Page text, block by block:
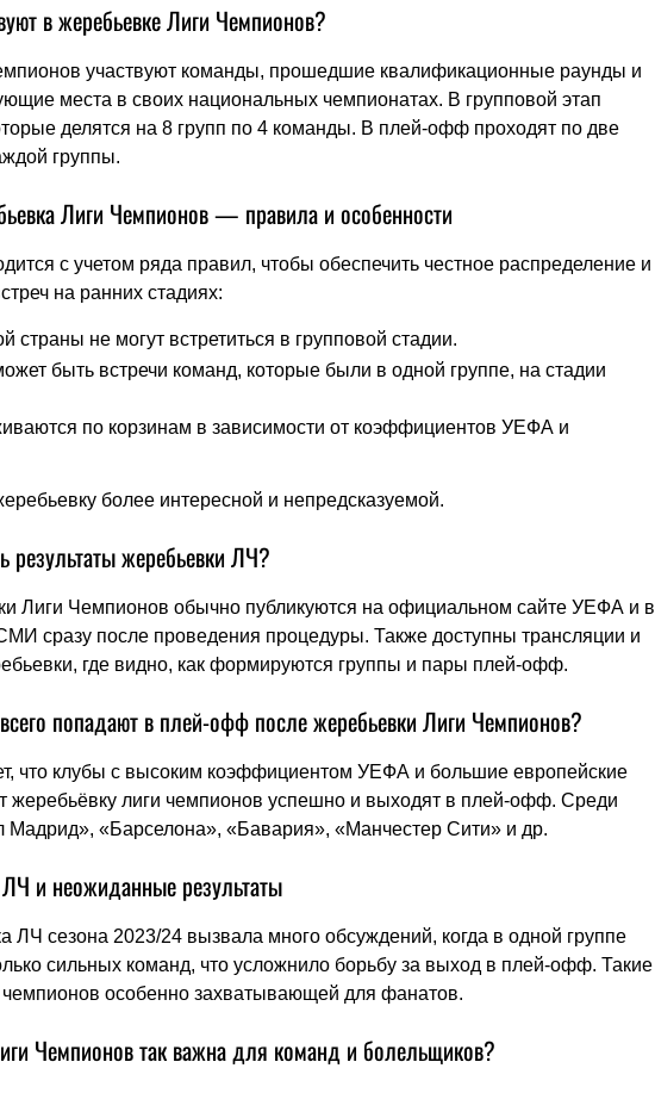
в жеребьевке Лиги Чемпионов?
участвуют команды, прошедшие квалификационные раунды и
места в своих национальных чемпионатах. В групповой этап
делятся на 8 групп по 4 команды. В плей-офф проходят по две
группы.
Лиги Чемпионов — правила и особенности
с учетом ряда правил, чтобы обеспечить честное распределение и
на ранних стадиях:
страны не могут встретиться в групповой стадии.
быть встречи команд, которые были в одной группе, на стадии
по корзинам в зависимости от коэффициентов УЕФА и
более интересной и непредсказуемой.
результаты жеребьевки ЛЧ?
Лиги Чемпионов обычно публикуются на официальном сайте УЕФА и в
сразу после проведения процедуры. Также доступны трансляции и
где видно, как формируются группы и пары плей-офф.
попадают в плей-офф после жеребьевки Лиги Чемпионов?
что клубы с высоким коэффициентом УЕФА и большие европейские
жеребьёвку лиги чемпионов успешно и выходят в плей-офф. Среди
Мадрид», «Барселона», «Бавария», «Манчестер Сити» и др.
и неожиданные результаты
ЛЧ сезона 2023/24 вызвала много обсуждений, когда в одной группе
сильных команд, что усложнило борьбу за выход в плей-офф. Такие
чемпионов особенно захватывающей для фанатов.
Чемпионов так важна для команд и болельщиков?